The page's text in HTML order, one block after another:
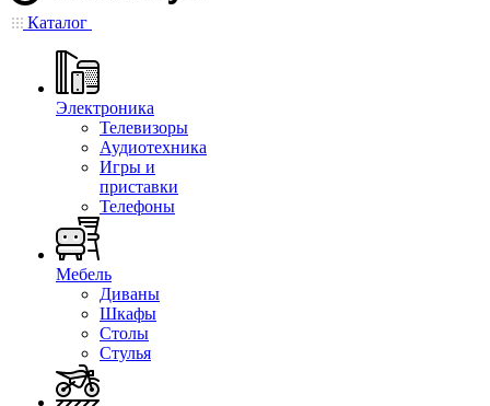
Каталог
Электроника
Телевизоры
Аудиотехника
Игры и
приставки
Телефоны
Мебель
Диваны
Шкафы
Столы
Стулья